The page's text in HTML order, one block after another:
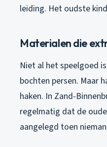
leiding. Het oudste
Materialen die
Niet al het speelgoed
bochten persen. Maar
haken. In Zand-
regelmatig dat de
aangelegd toen